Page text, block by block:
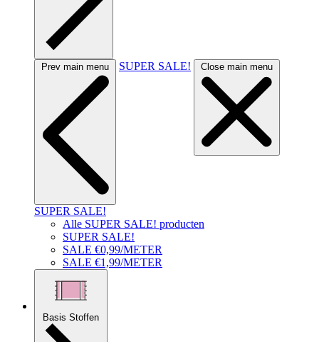
Prev main menu SUPER SALE! Close main menu
SUPER SALE!
Alle SUPER SALE! producten
SUPER SALE!
SALE €0,99/METER
SALE €1,99/METER
Basis Stoffen